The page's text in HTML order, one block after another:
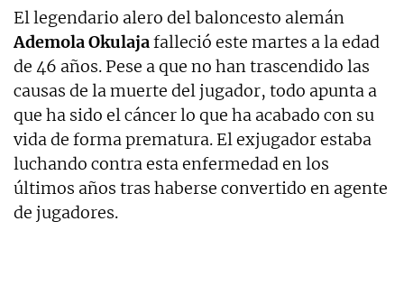
El legendario alero del baloncesto alemán
Ademola Okulajafalleció este martes a la edad
de 46 años. Pese a que no han trascendido las
causas de la muerte del jugador, todo apunta a
que ha sido el cáncer lo que ha acabado con su
vida de forma prematura. El exjugador estaba
luchando contra esta enfermedad en los
últimos años tras haberse convertido en agente
de jugadores.